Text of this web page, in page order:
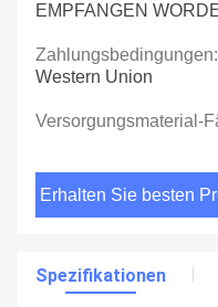
EMPFANGEN
Zahlungsbedingungen:
Western Union
Versorgungsmaterial-
Erhalten Sie besten
Spezifikationen